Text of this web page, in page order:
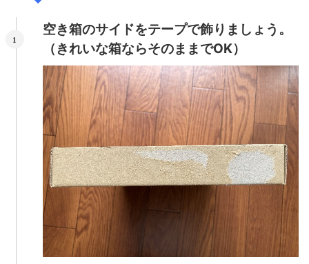
空き箱のサイドをテープで飾りましょう。
（きれいな箱ならそのままでOK）